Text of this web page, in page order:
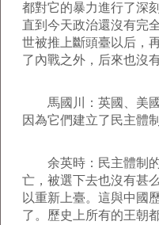
都對它的暴力進行了深
直到今天政治還沒有完
世被推上斷頭臺以后，
了內戰之外，后來也沒
馬國川：英國、美國
因為它們建立了民主體制
余英時：民主體制的
亡，被選下去也沒有甚
以重新上臺。這與中國
了。歷史上所有的王朝